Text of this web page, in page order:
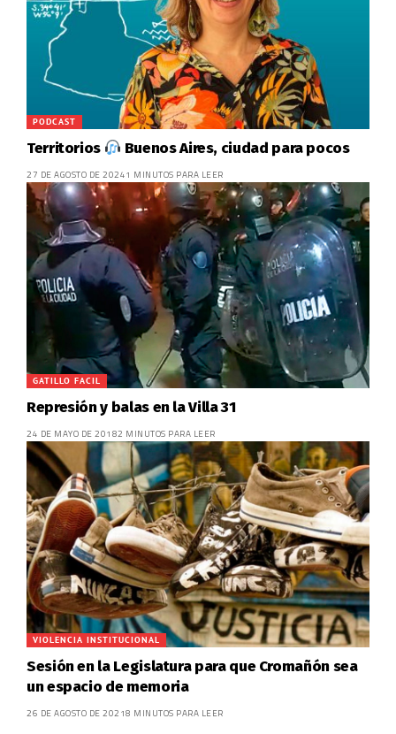
PODCAST
Territorios Buenos Aires, ciudad para pocos
27 DE AGOSTO DE 20241 MINUTOS PARA LEER
GATILLO FACIL
Represión y balas en la Villa 31
24 DE MAYO DE 20182 MINUTOS PARA LEER
VIOLENCIA INSTITUCIONAL
Sesión en la Legislatura para que Cromañón sea
un espacio de memoria
26 DE AGOSTO DE 20218 MINUTOS PARA LEER